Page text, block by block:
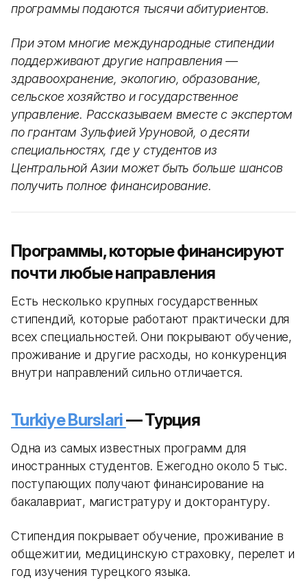
программы подаются тысячи абитуриентов.
При этом многие международные стипендии
поддерживают другие направления —
здравоохранение, экологию, образование,
сельское хозяйство и государственное
управление. Рассказываем вместе с экспертом
по грантам Зульфией Уруновой, о десяти
специальностях, где у студентов из
Центральной Азии может быть больше шансов
получить полное финансирование.
Программы, которые финансируют
почти любые направления
Есть несколько крупных государственных
стипендий, которые работают практически для
всех специальностей. Они покрывают обучение,
проживание и другие расходы, но конкуренция
внутри направлений сильно отличается.
Turkiye Burslari— Турция
Одна из самых известных программ для
иностранных студентов. Ежегодно около 5 тыс.
поступающих получают финансирование на
бакалавриат, магистратуру и докторантуру.
Стипендия покрывает обучение, проживание в
общежитии, медицинскую страховку, перелет и
год изучения турецкого языка.